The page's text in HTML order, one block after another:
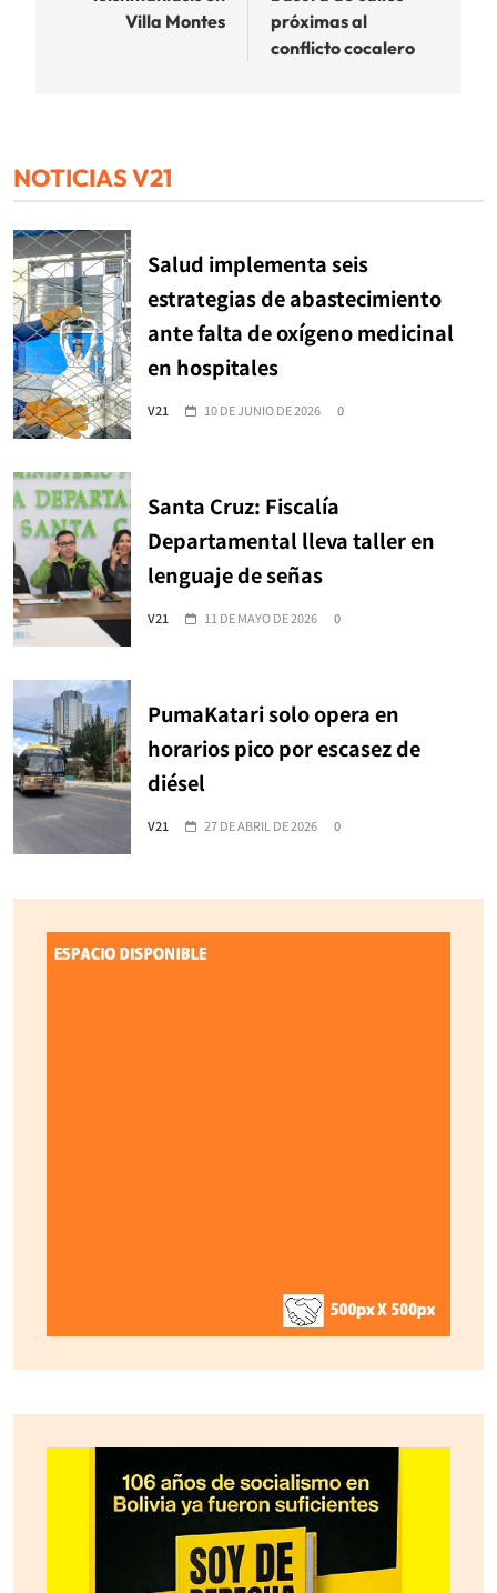
Villa Montes
próximas al
conflicto cocalero
NOTICIAS V21
Salud implementa seis
estrategias de abastecimiento
ante falta de oxígeno medicinal
en hospitales
V21 10 DE JUNIO DE 2026 0
Santa Cruz: Fiscalía
Departamental lleva taller en
lenguaje de señas
V21 11 DE MAYO DE 2026 0
PumaKatari solo opera en
horarios pico por escasez de
diésel
V21 27 DE ABRIL DE 2026 0